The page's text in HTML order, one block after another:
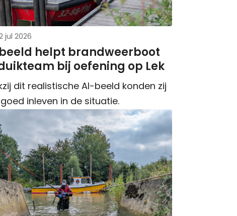
jul 2026
helpt brandweerboot
bij oefening op Lek
dit realistische AI-beeld konden zij
inleven in de situatie.